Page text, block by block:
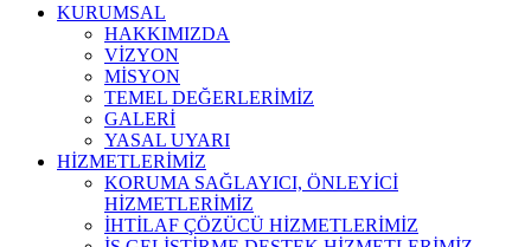
KURUMSAL
HAKKIMIZDA
VİZYON
MİSYON
TEMEL DEĞERLERİMİZ
GALERİ
YASAL UYARI
HİZMETLERİMİZ
KORUMA SAĞLAYICI, ÖNLEYİCİ
HİZMETLERİMİZ
İHTİLAF ÇÖZÜCÜ HİZMETLERİMİZ